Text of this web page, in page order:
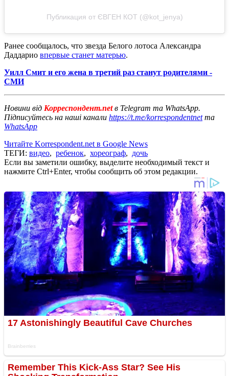
Публикация от ЄВГЕН КОТ (@kot_jenya)
Ранее сообщалось, что звезда Белого лотоса Александра
Даддарио впервые станет матерью.
Уилл Смит и его жена в третий раз станут родителями -
СМИ
Новини від Корреспондент.netв Telegram та WhatsApp.
Підписуйтесь на наші канали https://t.me/korrespondentnetта
WhatsApp
Читайте Korrespondent.net в Google News
ТЕГИ: видео, ребенок, хореограф, дочь
Если вы заметили ошибку, выделите необходимый текст и
нажмите Ctrl+Enter, чтобы сообщить об этом редакции.